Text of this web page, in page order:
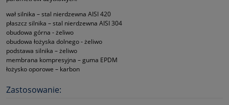
wał silnika – stal nierdzewna AISI 420
płaszcz silnika – stal nierdzewna AISI 304
obudowa górna ‑ żeliwo
obudowa łożyska dolnego ‑ żeliwo
podstawa silnika – żeliwo
membrana kompresyjna – guma EPDM
łożysko oporowe – karbon
Zastosowanie: